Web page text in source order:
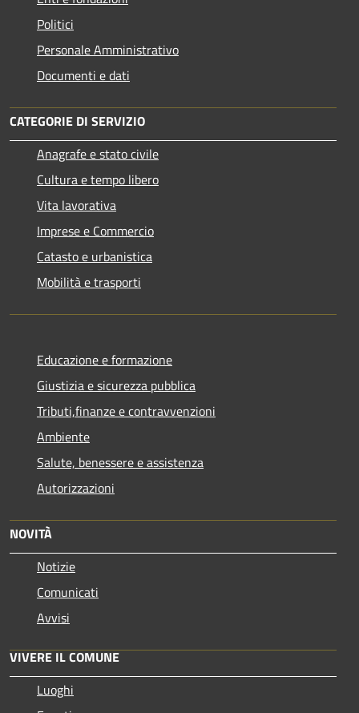
Politici
Personale Amministrativo
Documenti e dati
CATEGORIE DI SERVIZIO
Anagrafe e stato civile
Cultura e tempo libero
Vita lavorativa
Imprese e Commercio
Catasto e urbanistica
Mobilità e trasporti
Educazione e formazione
Giustizia e sicurezza pubblica
Tributi,finanze e contravvenzioni
Ambiente
Salute, benessere e assistenza
Autorizzazioni
NOVITÀ
Notizie
Comunicati
Avvisi
VIVERE IL COMUNE
Luoghi